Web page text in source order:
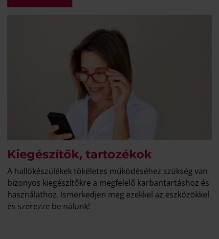
Kiegészítők, tartozékok
A hallókészülékek tökéletes működéséhez szükség van
bizonyos kiegészítőkre a megfelelő karbantartáshoz és
használathoz. Ismerkedjen meg ezekkel az eszközökkel
és szerezze be nálunk!